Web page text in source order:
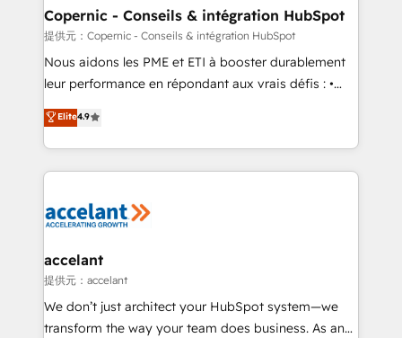
One company, one operating model, delivering
across offices and consulting teams in the UK, USA,
Canada, Germany, France, Belgium, Singapore, and
South Africa. Certified compliant with ISO/IEC
international offices and 175+ employees.
Copernic - Conseils & intégration HubSpot
提供元：Copernic - Conseils & intégration HubSpot
Nous aidons les PME et ETI à booster durablement
leur performance en répondant aux vrais défis : •
Intégration de HubSpot avec d’autres outils (ERP,
téléphonie, etc.) • Alignement des équipes grâce à un
outil et des données partagées • Amélioration de la
collecte et de l’analyse des données pour des
de la productivité des équipes Notre équipe de 30
avec un engagement total, alignant processus
métiers et technologie, et guidant vos équipes à
travers le changement, tout en centrant vos objectifs
d’entreprise. Grâce à une méthodologie éprouvée
Elite4.9
accelant
提供元：accelant
We don’t just architect your HubSpot system—we
transform the way your team does business. As an